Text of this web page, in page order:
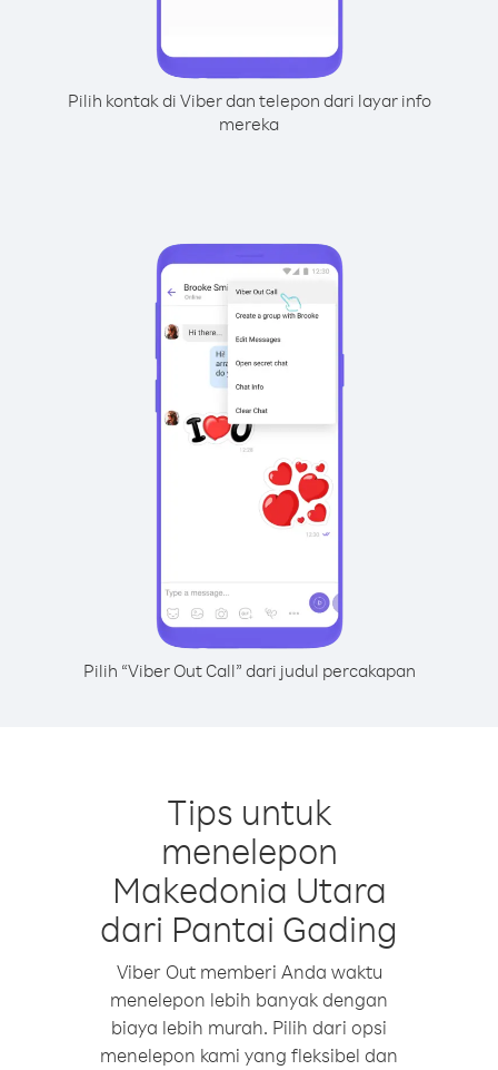
Pilih kontak di Viber dan telepon dari layar info
mereka
Pilih “Viber Out Call” dari judul percakapan
Tips untuk
menelepon
Makedonia Utara
dari Pantai Gading
Viber Out memberi Anda waktu
menelepon lebih banyak dengan
biaya lebih murah. Pilih dari opsi
menelepon kami yang fleksibel dan